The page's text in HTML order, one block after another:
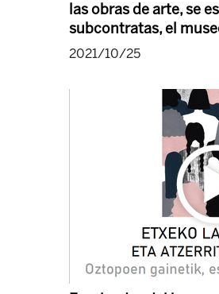
las obras de arte, se
subcontratas, el
2021/10/25